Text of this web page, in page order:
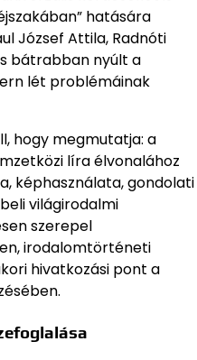
hatására
József Attila, Radnóti
bátrabban nyúlt a
lét problémáinak
hogy megmutatja: a
líra élvonalához
képhasználata, gondolati
világirodalmi
szerepel
irodalomtörténeti
hivatkozási pont a